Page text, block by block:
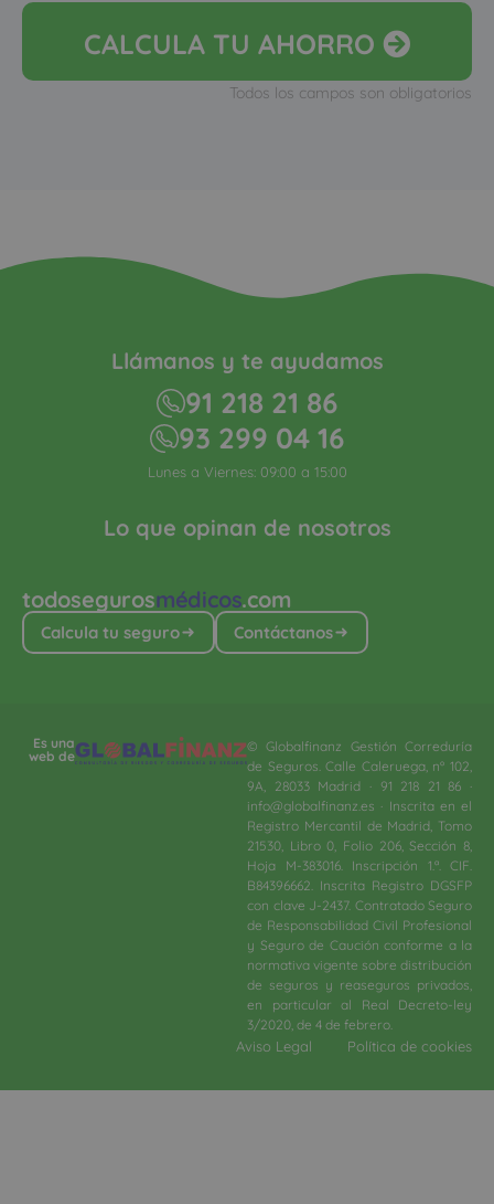
CALCULA TU AHORRO
Todos los campos son obligatorios
todosegurosmédicos.com
Calcula tu seguro Contáctanos
Lo que opinan de nosotros
Llámanos y te ayudamos
91 218 21 86
93 299 04 16
Lunes a Viernes: 09:00 a 15:00
Es una
web de
© Globalfinanz Gestión Correduría
de Seguros. Calle Caleruega, nº 102,
9A, 28033 Madrid · 91 218 21 86 ·
info@globalfinanz.es · Inscrita en el
Registro Mercantil de Madrid, Tomo
21530, Libro 0, Folio 206, Sección 8,
Hoja M-383016. Inscripción 1.ª. CIF.
B84396662. Inscrita Registro DGSFP
con clave J-2437. Contratado Seguro
de Responsabilidad Civil Profesional
y Seguro de Caución conforme a la
normativa vigente sobre distribución
de seguros y reaseguros privados,
en particular al Real Decreto-ley
3/2020, de 4 de febrero.​
Aviso Legal Política de cookies